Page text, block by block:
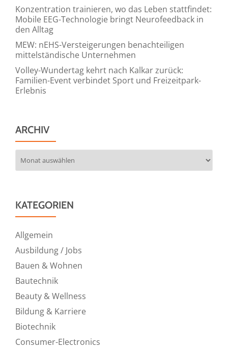
Konzentration trainieren, wo das Leben stattfindet:
Mobile EEG-Technologie bringt Neurofeedback in
den Alltag
MEW: nEHS-Versteigerungen benachteiligen
mittelständische Unternehmen
Volley-Wundertag kehrt nach Kalkar zurück:
Familien-Event verbindet Sport und Freizeitpark-
Erlebnis
ARCHIV
KATEGORIEN
Allgemein
Ausbildung / Jobs
Bauen & Wohnen
Bautechnik
Beauty & Wellness
Bildung & Karriere
Biotechnik
Consumer-Electronics